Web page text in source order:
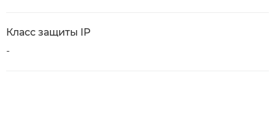
Класс защиты IP
-